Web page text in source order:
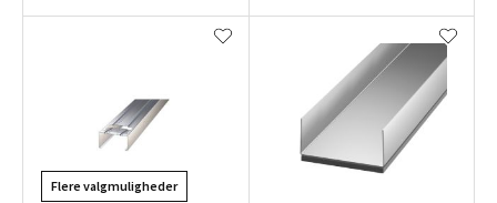
Flere valgmuligheder